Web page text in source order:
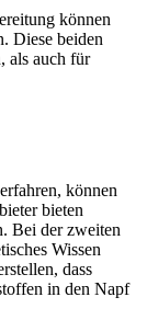
können
Diese beiden
als auch für
können
bieten
Bei der zweiten
Wissen
dass
in den Napf